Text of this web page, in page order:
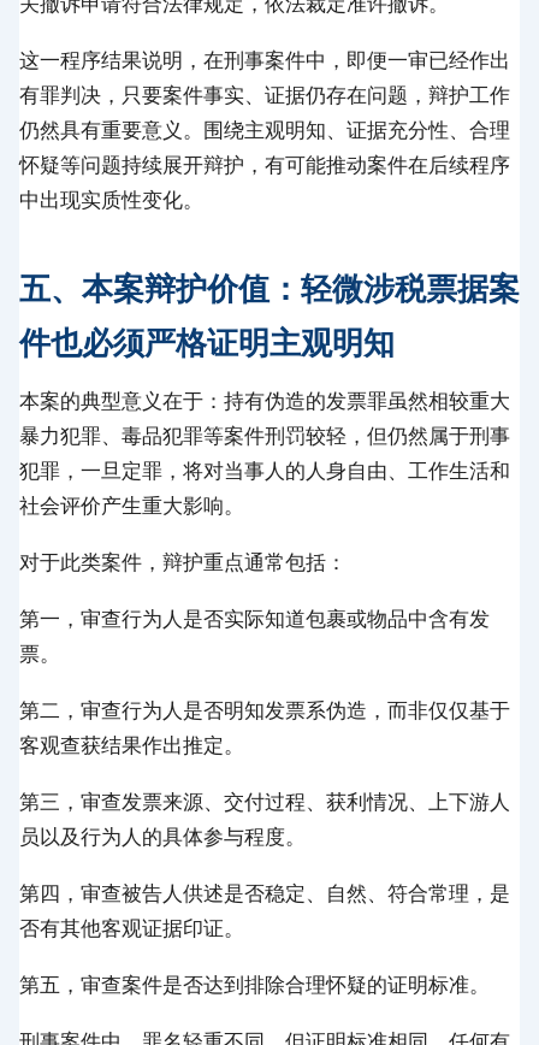
这一程序结果说明，在刑事案件中，即便一审已经作出
有罪判决，只要案件事实、证据仍存在问题，辩护工作
仍然具有重要意义。围绕主观明知、证据充分性、合理
怀疑等问题持续展开辩护，有可能推动案件在后续程序
中出现实质性变化。
五、本案辩护价值：轻微涉税票据案
件也必须严格证明主观明知
本案的典型意义在于：持有伪造的发票罪虽然相较重大
暴力犯罪、毒品犯罪等案件刑罚较轻，但仍然属于刑事
犯罪，一旦定罪，将对当事人的人身自由、工作生活和
社会评价产生重大影响。
对于此类案件，辩护重点通常包括：
第一，审查行为人是否实际知道包裹或物品中含有发
票。
第二，审查行为人是否明知发票系伪造，而非仅仅基于
客观查获结果作出推定。
第三，审查发票来源、交付过程、获利情况、上下游人
员以及行为人的具体参与程度。
第四，审查被告人供述是否稳定、自然、符合常理，是
否有其他客观证据印证。
第五，审查案件是否达到排除合理怀疑的证明标准。